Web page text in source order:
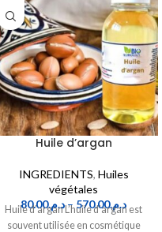
Huile d’argan
INGREDIENTS, Huiles
végétales
د.م.80.00 – د.م.570.00
Huile d’argan L’huile d’argan est
souvent utilisée en cosmétique